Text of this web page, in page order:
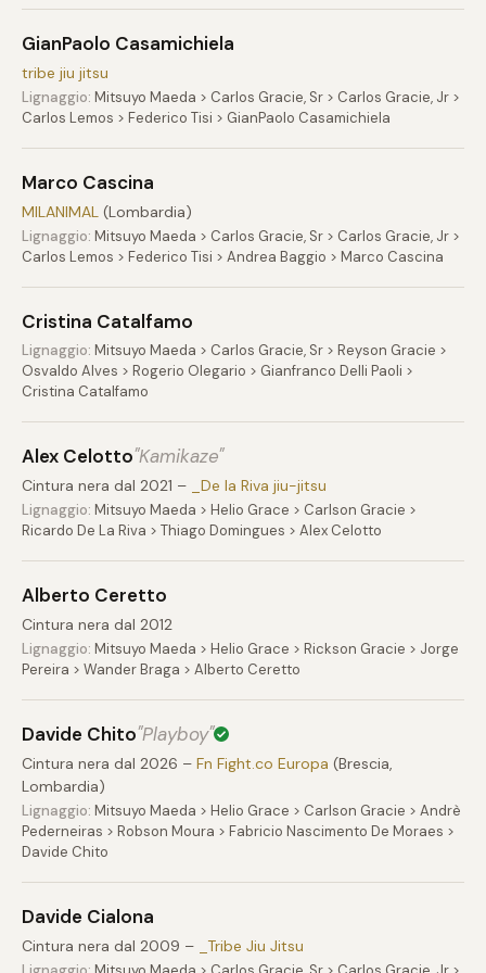
GianPaolo Casamichiela
tribe jiu jitsu
Lignaggio: Mitsuyo Maeda > Carlos Gracie, Sr > Carlos Gracie, Jr >
Carlos Lemos > Federico Tisi > GianPaolo Casamichiela
Marco Cascina
MILANIMAL (Lombardia)
Lignaggio: Mitsuyo Maeda > Carlos Gracie, Sr > Carlos Gracie, Jr >
Carlos Lemos > Federico Tisi > Andrea Baggio > Marco Cascina
Cristina Catalfamo
Lignaggio: Mitsuyo Maeda > Carlos Gracie, Sr > Reyson Gracie >
Osvaldo Alves > Rogerio Olegario > Gianfranco Delli Paoli >
Cristina Catalfamo
Alex Celotto"Kamikaze"
Cintura nera dal 2021 – _De la Riva jiu-jitsu
Lignaggio: Mitsuyo Maeda > Helio Grace > Carlson Gracie >
Ricardo De La Riva > Thiago Domingues > Alex Celotto
Alberto Ceretto
Cintura nera dal 2012
Lignaggio: Mitsuyo Maeda > Helio Grace > Rickson Gracie > Jorge
Pereira > Wander Braga > Alberto Ceretto
Davide Chito"Playboy"
Cintura nera dal 2026 – Fn Fight.co Europa (Brescia,
Lombardia)
Lignaggio: Mitsuyo Maeda > Helio Grace > Carlson Gracie > Andrè
Pederneiras > Robson Moura > Fabricio Nascimento De Moraes >
Davide Chito
Davide Cialona
Cintura nera dal 2009 – _Tribe Jiu Jitsu